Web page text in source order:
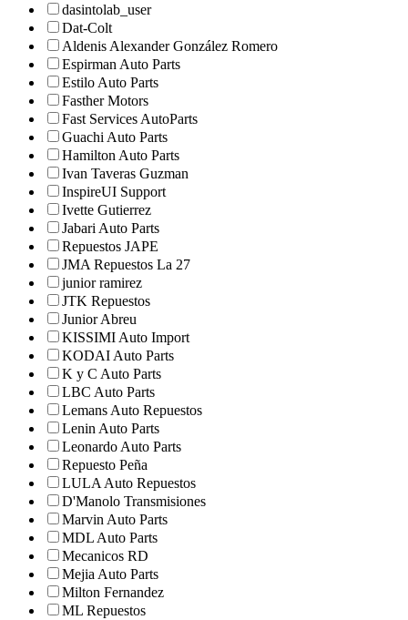
dasintolab_user
Dat-Colt
Aldenis Alexander González Romero
Espirman Auto Parts
Estilo Auto Parts
Fasther Motors
Fast Services AutoParts
Guachi Auto Parts
Hamilton Auto Parts
Ivan Taveras Guzman
InspireUI Support
Ivette Gutierrez
Jabari Auto Parts
Repuestos JAPE
JMA Repuestos La 27
junior ramirez
JTK Repuestos
Junior Abreu
KISSIMI Auto Import
KODAI Auto Parts
K y C Auto Parts
LBC Auto Parts
Lemans Auto Repuestos
Lenin Auto Parts
Leonardo Auto Parts
Repuesto Peña
LULA Auto Repuestos
D'Manolo Transmisiones
Marvin Auto Parts
MDL Auto Parts
Mecanicos RD
Mejia Auto Parts
Milton Fernandez
ML Repuestos